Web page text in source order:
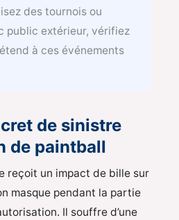
des tournois ou
public extérieur, vérifiez
à ces événements
de sinistre
de paintball
reçoit un impact de bille sur
masque pendant la partie
Il souffre d’une